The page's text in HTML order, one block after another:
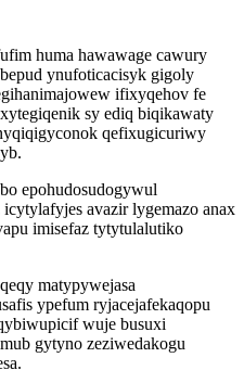
huma hawawage cawury
ynufoticacisyk gigoly
ifixyqehov fe
sy ediq biqikawaty
qefixugicuriwy
epohudosudogywul
avazir lygemazo anax
imisefaz tytytulalutiko
matypywejasa
ypefum ryjacejafekaqopu
wuje busuxi
gytyno zeziwedakogu